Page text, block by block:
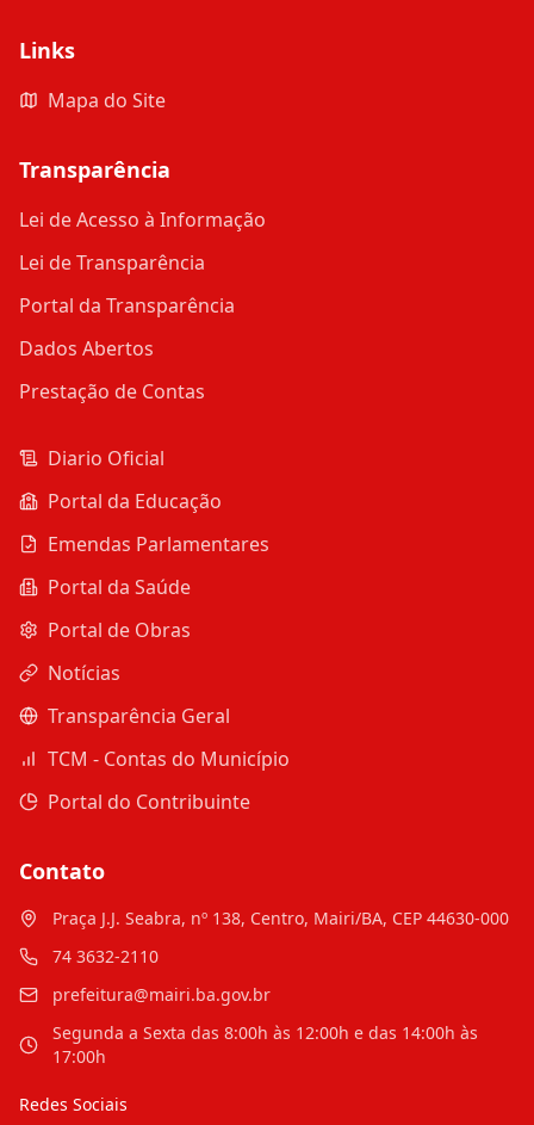
Links
Mapa do Site
Transparência
Lei de Acesso à Informação
Lei de Transparência
Portal da Transparência
Dados Abertos
Prestação de Contas
Diario Oficial
Portal da Educação
Emendas Parlamentares
Portal da Saúde
Portal de Obras
Notícias
Transparência Geral
TCM - Contas do Município
Portal do Contribuinte
Contato
Praça J.J. Seabra, nº 138, Centro, Mairi/BA, CEP 44630-000
74 3632-2110
prefeitura@mairi.ba.gov.br
Segunda a Sexta das 8:00h às 12:00h e das 14:00h às
17:00h
Redes Sociais